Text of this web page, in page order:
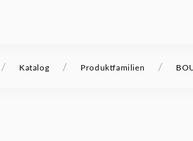
/ Katalog / Produktfamilien /